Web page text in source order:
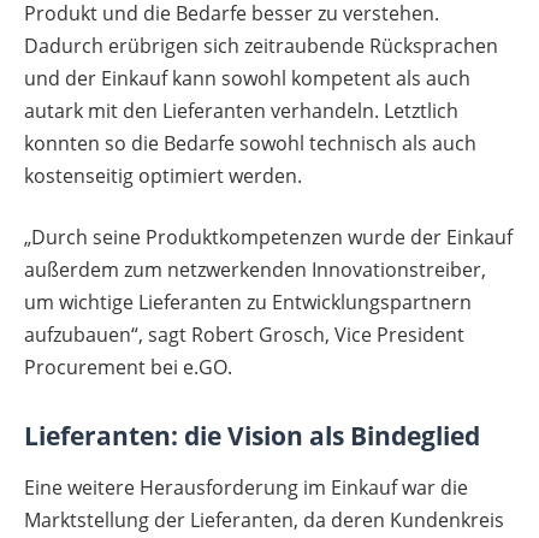
Produkt und die Bedarfe besser zu verstehen.
Dadurch erübrigen sich zeitraubende Rücksprachen
und der Einkauf kann sowohl kompetent als auch
autark mit den Lieferanten verhandeln. Letztlich
konnten so die Bedarfe sowohl technisch als auch
kostenseitig optimiert werden.
„Durch seine Produktkompetenzen wurde der Einkauf
außerdem zum netzwerkenden Innovationstreiber,
um wichtige Lieferanten zu Entwicklungspartnern
aufzubauen“, sagt Robert Grosch, Vice President
Procurement bei e.GO.
Lieferanten: die Vision als Bindeglied
Eine weitere Herausforderung im Einkauf war die
Marktstellung der Lieferanten, da deren Kundenkreis